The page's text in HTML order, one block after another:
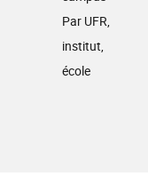
Par UFR,
institut,
école